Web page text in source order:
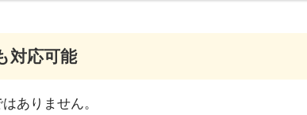
対応可能
ありません。